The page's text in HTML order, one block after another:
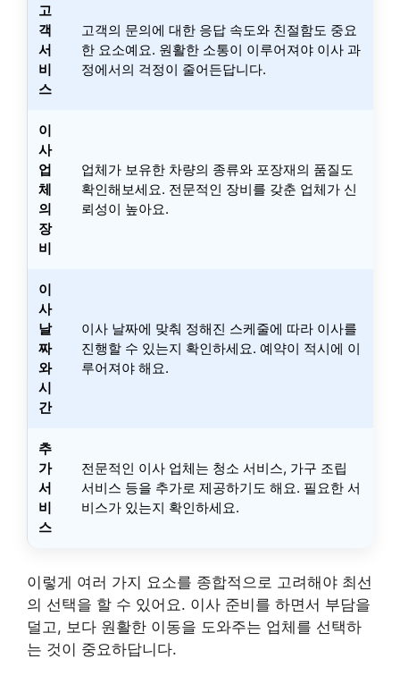
고
객
서
비
스
고객의 문의에 대한 응답 속도와 친절함도 중요
한 요소예요. 원활한 소통이 이루어져야 이사 과
정에서의 걱정이 줄어든답니다.
이
사
업
체
의
장
비
업체가 보유한 차량의 종류와 포장재의 품질도
확인해보세요. 전문적인 장비를 갖춘 업체가 신
뢰성이 높아요.
이
사
날
짜
와
시
간
이사 날짜에 맞춰 정해진 스케줄에 따라 이사를
진행할 수 있는지 확인하세요. 예약이 적시에 이
루어져야 해요.
추
가
서
비
스
전문적인 이사 업체는 청소 서비스, 가구 조립
서비스 등을 추가로 제공하기도 해요. 필요한 서
비스가 있는지 확인하세요.
이렇게 여러 가지 요소를 종합적으로 고려해야 최선
의 선택을 할 수 있어요. 이사 준비를 하면서 부담을
덜고, 보다 원활한 이동을 도와주는 업체를 선택하
는 것이 중요하답니다.